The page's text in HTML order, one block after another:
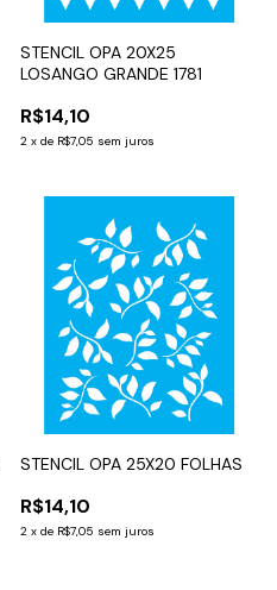
STENCIL OPA 20X25
LOSANGO GRANDE 1781
R$14,10
2 x de R$7,05 sem juros
STENCIL OPA 25X20 FOLHAS
R$14,10
2 x de R$7,05 sem juros